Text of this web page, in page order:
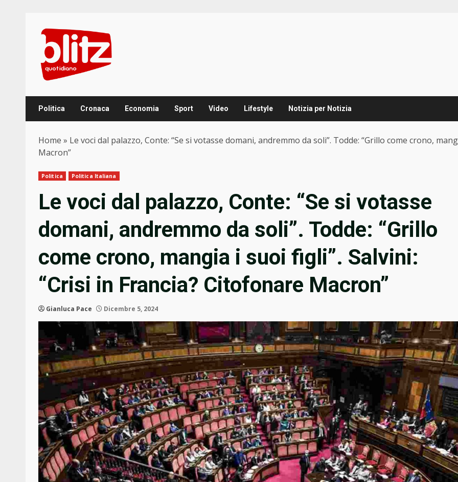
content
Politica Cronaca Economia Sport Video Lifestyle Notizia per Notizia
Home » Le voci dal palazzo, Conte: “Se si votasse domani, andremmo da soli”. Todde: “Grillo come crono,
Macron”
Politica Politica Italiana
Le voci dal palazzo, Conte: “Se si votasse
domani, andremmo da soli”. Todde: “Grillo
come crono, mangia i suoi figli”. Salvini:
“Crisi in Francia? Citofonare Macron”
Gianluca Pace Dicembre 5, 2024